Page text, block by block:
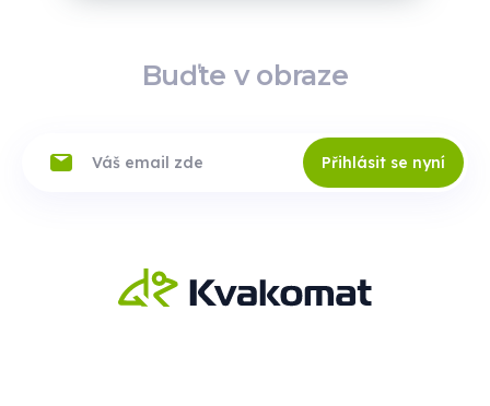
Buďte v obraze
Přihlásit se nyní